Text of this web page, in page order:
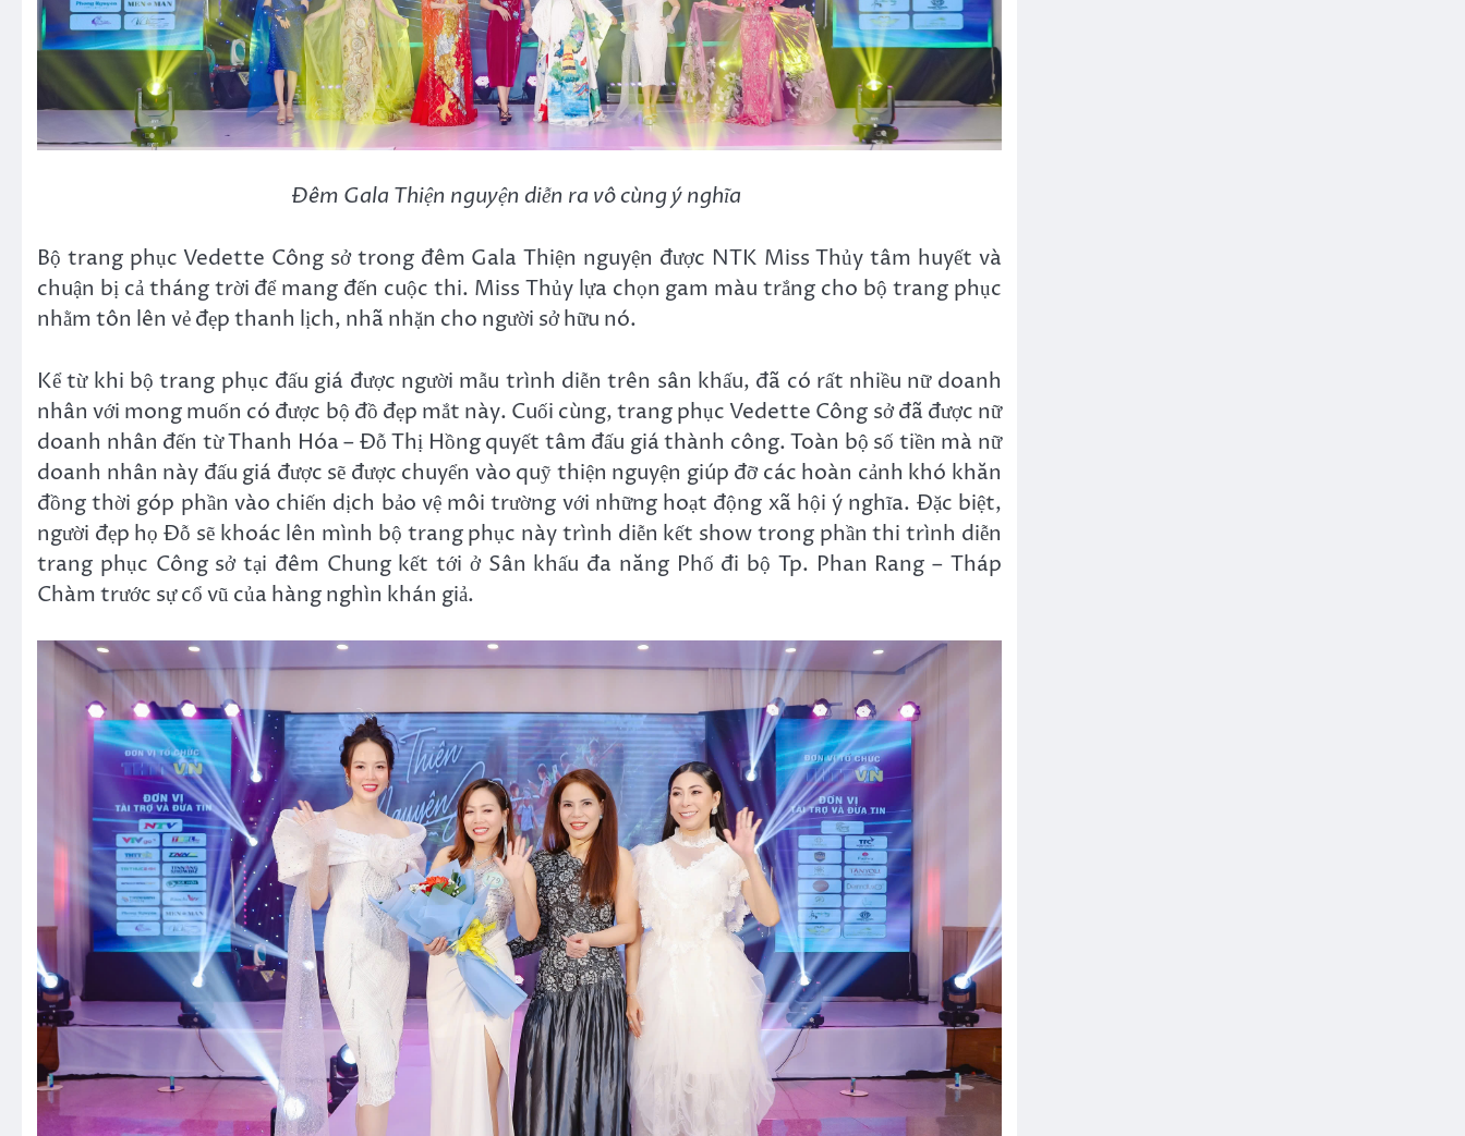
Đêm Gala Thiện nguyện diễn ra vô cùng ý nghĩa
Bộ trang phục Vedette Công sở trong đêm Gala Thiện nguyện được NTK Miss Thủy tâm huyết và
chuận bị cả tháng trời để mang đến cuộc thi. Miss Thủy lựa chọn gam màu trắng cho bộ trang phục
nhằm tôn lên vẻ đẹp thanh lịch, nhã nhặn cho người sở hữu nó.
Kể từ khi bộ trang phục đấu giá được người mẫu trình diễn trên sân khấu, đã có rất nhiều nữ doanh
nhân với mong muốn có được bộ đồ đẹp mắt này. Cuối cùng, trang phục Vedette Công sở đã được nữ
doanh nhân đến từ Thanh Hóa – Đỗ Thị Hồng quyết tâm đấu giá thành công. Toàn bộ số tiền mà nữ
doanh nhân này đấu giá được sẽ được chuyển vào quỹ thiện nguyện giúp đỡ các hoàn cảnh khó khăn
đồng thời góp phần vào chiến dịch bảo vệ môi trường với những hoạt động xã hội ý nghĩa. Đặc biệt,
người đẹp họ Đỗ sẽ khoác lên mình bộ trang phục này trình diễn kết show trong phần thi trình diễn
trang phục Công sở tại đêm Chung kết tới ở Sân khấu đa năng Phố đi bộ Tp. Phan Rang – Tháp
Chàm trước sự cổ vũ của hàng nghìn khán giả.